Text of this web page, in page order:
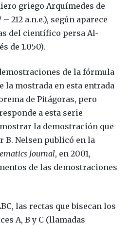
griego Arquímedes de
212 a.n.e.), según aparece
del científico persa Al-
de 1.050).
de la fórmula
la mostrada en esta entrada
de Pitágoras, pero
a esta serie
la demostración que
B. Nelsen publicó en la
Journal, en 2001,
de las demostraciones
las rectas que bisecan los
A, B y C (llamadas